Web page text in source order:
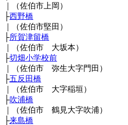
｜（佐伯市上岡）
├西野橋
｜（佐伯市堅田）
├所賀津留橋
｜（佐伯市 大坂本）
├切畑小学校前
｜（佐伯市 弥生大字門田）
├五反田橋
｜（佐伯市 大字稲垣）
├吹浦橋
｜（佐伯市 鶴見大字吹浦）
├来島橋